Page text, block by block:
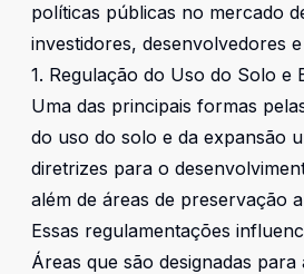
políticas públicas no mercado
investidores, desenvolvedores
1. Regulação do Uso do Solo e
Uma das principais formas
do uso do solo e da expansão
diretrizes para o
além de áreas de preservação
Essas regulamentações
Áreas que são designadas